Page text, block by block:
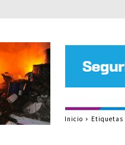
Inicio Etiquetas